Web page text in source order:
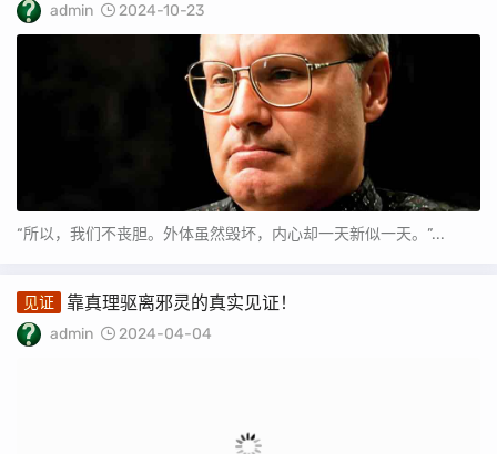
admin 2024-10-23
“所以，我们不丧胆。外体虽然毁坏，内心却一天新似一天。”...
见证 靠真理驱离邪灵的真实见证！
admin 2024-04-04